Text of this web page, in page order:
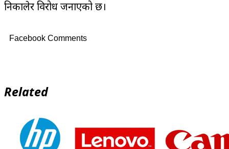
निकालेर विरोध जनाएको छ।
Facebook Comments
Related